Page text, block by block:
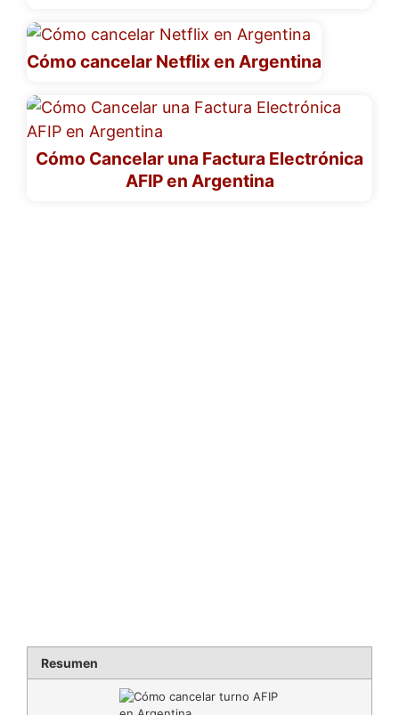
Cómo cancelar Netflix en Argentina
Cómo Cancelar una Factura Electrónica
AFIP en Argentina
Resumen